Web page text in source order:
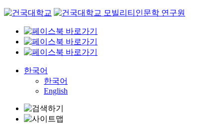
Skip
content
한국어
한국어
English